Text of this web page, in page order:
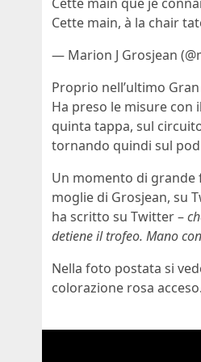
Cette main, à la chair
— Marion J Grosjean
Proprio nell’ultimo
Ha preso le misure con
quinta tappa, sul
tornando quindi sul
Un momento di grande
moglie di Grosjean, su
ha scritto su Twitter –
detiene il trofeo. Mano
Nella foto postata si
colorazione rosa acceso.